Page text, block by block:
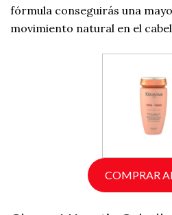
fórmula conseguirás una
movimiento natural en el
COMPRAR